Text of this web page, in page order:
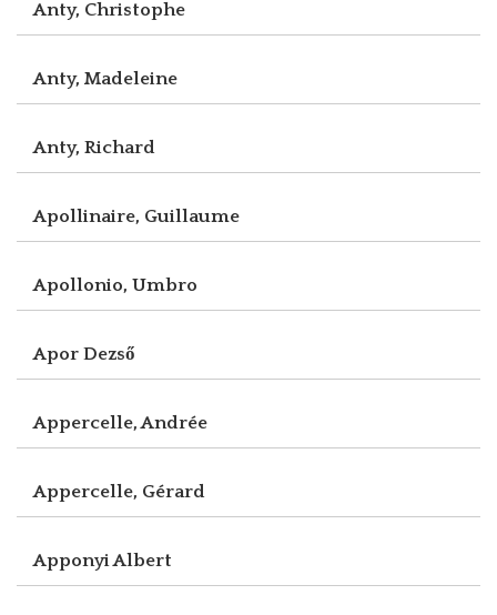
Anty, Christophe
Anty, Madeleine
Anty, Richard
Apollinaire, Guillaume
Apollonio, Umbro
Apor Dezső
Appercelle, Andrée
Appercelle, Gérard
Apponyi Albert